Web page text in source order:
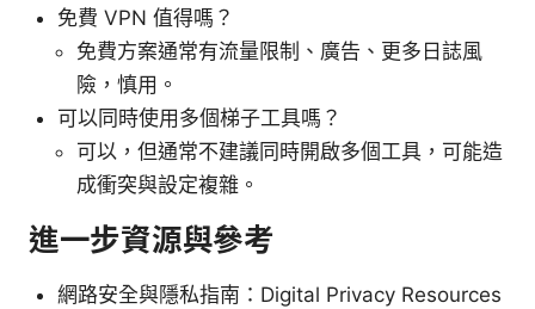
免費 VPN 值得嗎？
免費方案通常有流量限制、廣告、更多日誌風
險，慎用。
可以同時使用多個梯子工具嗎？
可以，但通常不建議同時開啟多個工具，可能造
成衝突與設定複雜。
進一步資源與參考
網路安全與隱私指南：Digital Privacy Resources